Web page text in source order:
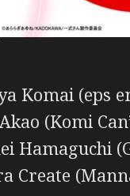
Komai (eps
(Komi
Hamaguchi
Create